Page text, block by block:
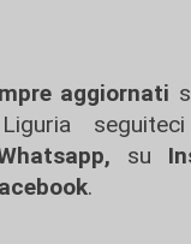
aggiornati
su
.